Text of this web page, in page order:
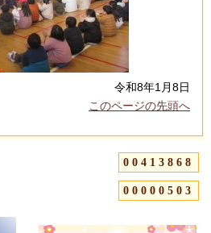
00413868
00000503
令和8年1月8日
このページの先頭へ